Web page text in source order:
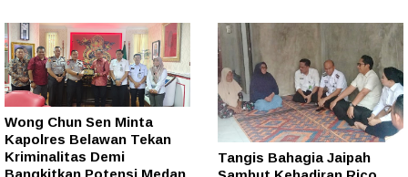
Wong Chun Sen Minta
Kapolres Belawan Tekan
Kriminalitas Demi
Tangis Bahagia Jaipah